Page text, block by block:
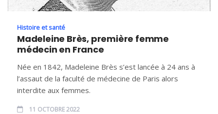
Histoire et santé
Madeleine Brès, première femme
médecin en France
Née en 1842, Madeleine Brès s’est lancée à 24 ans à
l’assaut de la faculté de médecine de Paris alors
interdite aux femmes.
11 OCTOBRE 2022